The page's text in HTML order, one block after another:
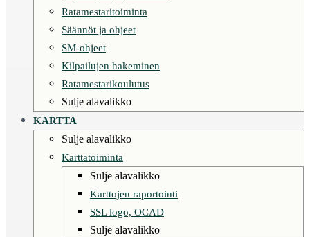
Ratamestaritoiminta
Säännöt ja ohjeet
SM-ohjeet
Kilpailujen hakeminen
Ratamestarikoulutus
Sulje alavalikko
KARTTA
Sulje alavalikko
Karttatoiminta
Sulje alavalikko
Karttojen raportointi
SSL logo, OCAD
Sulje alavalikko